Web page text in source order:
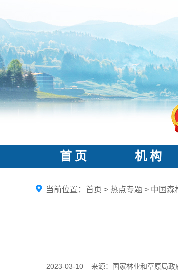
首 页 机 构
当前位置： 首页 > 热点专题 > 中国森
2023-03-10 来源：国家林业和草原局政